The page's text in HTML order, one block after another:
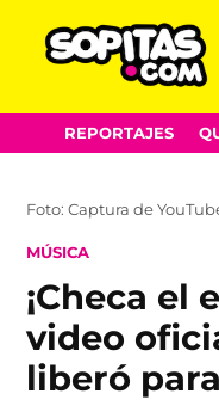
Skip
to
REPORTAJES
Foto: Captura de
POSTED
MÚSICA
¡Checa el
video
liberó